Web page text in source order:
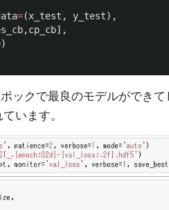
=(x_test , y_test),
,cp_cb],
)
ックで最良のモデルができ
います。